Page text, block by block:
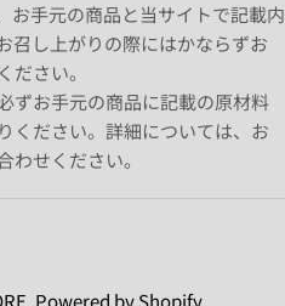
手元の商品と当サイトで記載内
召し上がりの際にはかならずお
さい。
ずお手元の商品に記載の原材料
ください。詳細については、お
せください。
. Powered by Shopify